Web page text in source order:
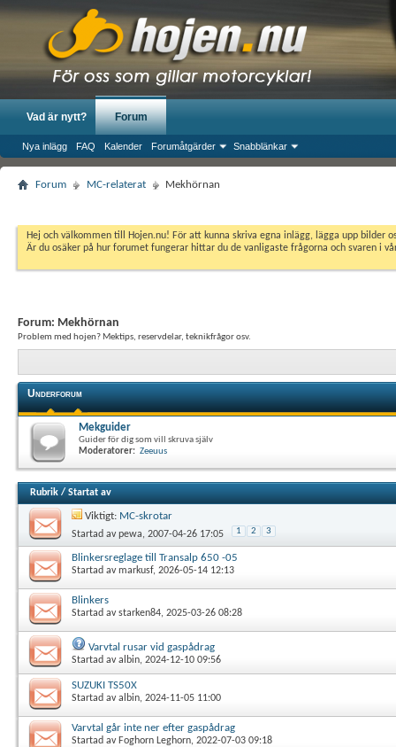
Vad är nytt? Forum
Nya inlägg FAQ Kalender Forumåtgärder Snabblänkar
Forum MC-relaterat Mekhörnan
Hej och välkommen till Hojen.nu! För att kunna skriva egna inlägg, lägga upp
Är du osäker på hur forumet fungerar hittar du de vanligaste frågorna och svaren i
Forum: Mekhörnan
Problem med hojen? Mektips, reservdelar, teknikfrågor osv.
Underforum
Mekguider
Guider för dig som vill skruva själv
Moderatorer: Zeeuus
Rubrik / Startat av
Viktigt: MC-skrotar
Startad avpewa, 2007-04-26 17:05 1 2 3
Blinkersreglage till Transalp 650 -05
Startad avmarkusf, 2026-05-14 12:13
Blinkers
Startad avstarken84, 2025-03-26 08:28
Varvtal rusar vid gaspådrag
Startad avalbin, 2024-12-10 09:56
SUZUKI TS50X
Startad avalbin, 2024-11-05 11:00
Varvtal går inte ner efter gaspådrag
Startad av Foghorn Leghorn, 2022-07-03 09:18